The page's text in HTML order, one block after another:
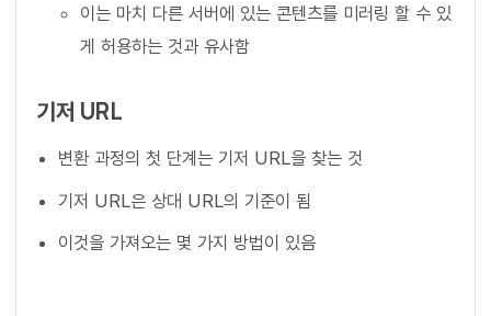
이는 마치 다른 서버에 있는 콘텐츠를 미러링 할 수 있
게 허용하는 것과 유사함
기저 URL
변환 과정의 첫 단계는 기저 URL을 찾는 것
기저 URL은 상대 URL의 기준이 됨
이것을 가져오는 몇 가지 방법이 있음